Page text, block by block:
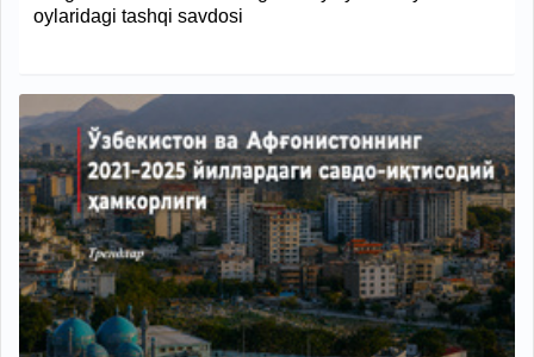
oylaridagi tashqi savdosi